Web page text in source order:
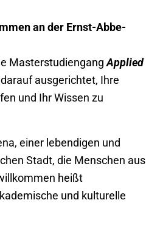
an der Ernst-Abbe-
MasterstudiengangApplied
ausgerichtet, Ihre
und Ihr Wissen zu
einer lebendigen und
Stadt, die Menschen aus
heißt
und kulturelle